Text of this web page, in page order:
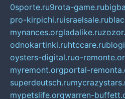
0sporte.ru9rota-game.ru
pro-kirpichi.ruisraelsale.ru
mynances.orgladalike.ru
odnokartinki.ruhtccare.ru
oysters-digital.ruo-
myremont.orgportal-
superdeutsch.ru
mypetslife.orgwarren-